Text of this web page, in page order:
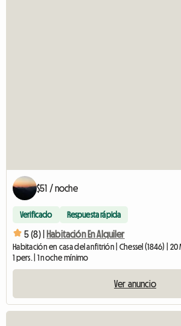
$51 / noche
Verificado Respuesta rápida
5 (8) | Habitación En Alquiler
Habitación en casa del anfitrión | Chessel (1846) | 20
1 pers. | 1 noche mínimo
Ver anuncio